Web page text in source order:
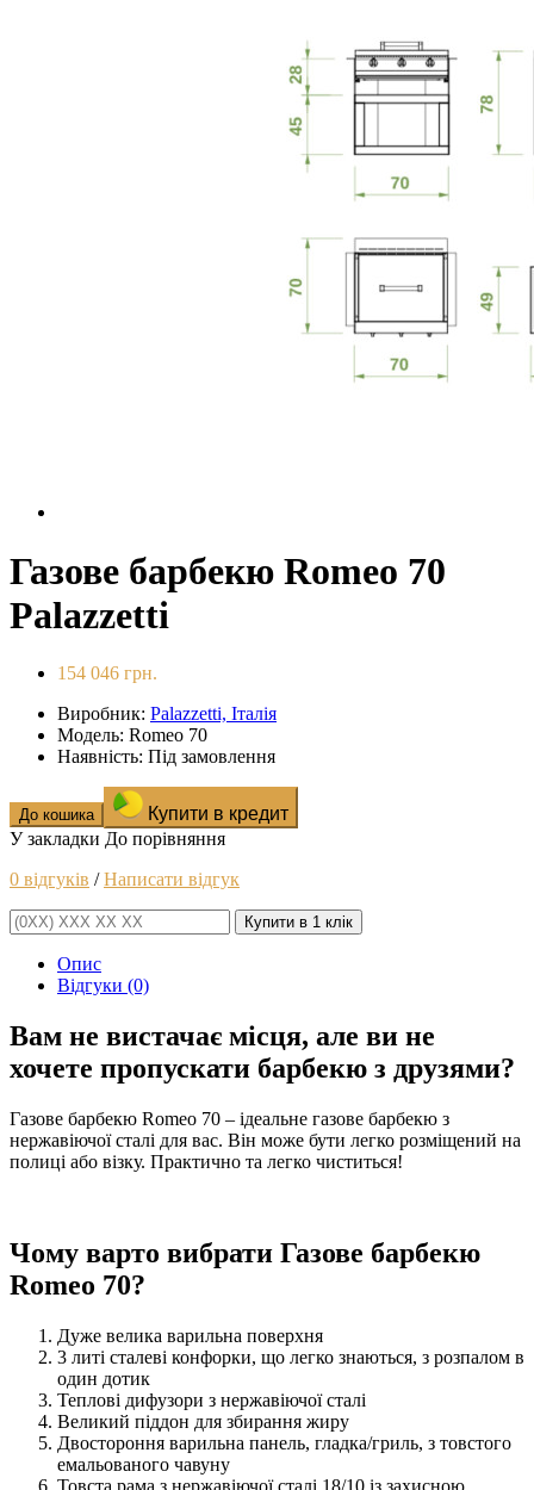
Газове барбекю Romeo 70
Palazzetti
154 046 грн.
Виробник: Palazzetti, Італія
Модель: Romeo 70
Наявність: Під замовлення
До кошика
Купити в кредит
У закладки До порівняння
0 відгуків /Написати відгук
Купити в 1 клік
Опис
Відгуки (0)
Вам не вистачає місця, але ви не
хочете пропускати барбекю з друзями?
Газове барбекю Romeo 70 – ідеальне газове барбекю з
нержавіючої сталі для вас. Він може бути легко розміщений на
полиці або візку. Практично та легко чиститься!
Чому варто вибрати Газове барбекю
Romeo 70?
Дуже велика варильна поверхня
3 литі сталеві конфорки, що легко знаються, з розпалом в
один дотик
Теплові дифузори з нержавіючої сталі
Великий піддон для збирання жиру
Двостороння варильна панель, гладка/гриль, з товстого
емальованого чавуну
Товста рама з нержавіючої сталі 18/10 із захисною